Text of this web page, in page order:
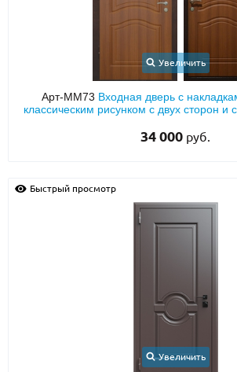
Увеличить
Арт-ММ73 Входная дверь с
классическим рисунком с двух сторон и
34 000 руб.
Быстрый просмотр
Увеличить